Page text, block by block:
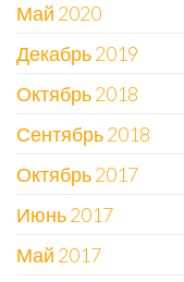
Май 2020
Декабрь 2019
Октябрь 2018
Сентябрь 2018
Октябрь 2017
Июнь 2017
Май 2017